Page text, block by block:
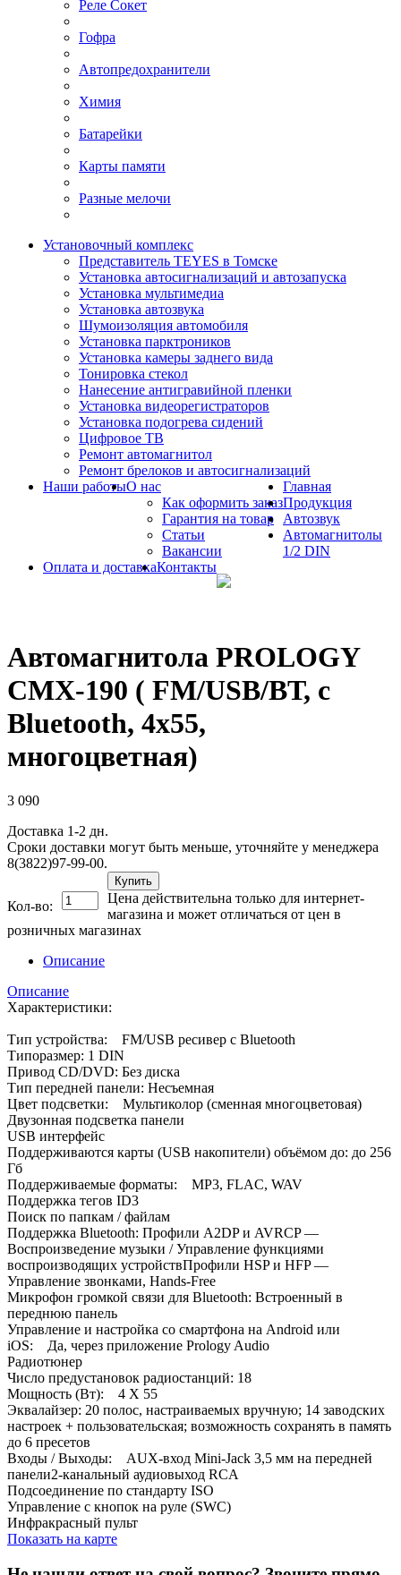
Реле Сокет
Гофра
Автопредохранители
Химия
Батарейки
Карты памяти
Разные мелочи
Установочный комплекс
Представитель TEYES в Томске
Установка автосигнализаций и автозапуска
Установка мультимедиа
Установка автозвука
Шумоизоляция автомобиля
Установка парктроников
Установка камеры заднего вида
Тонировка стекол
Нанесение антигравийной пленки
Установка видеорегистраторов
Установка подогрева сидений
Цифровое ТВ
Ремонт автомагнитол
Ремонт брелоков и автосигнализаций
Наши работыО нас
Как оформить заказ
Гарантия на товар
Статьи
Вакансии
Оплата и доставкаКонтакты
Главная
Продукция
Автозвук
Автомагнитолы
1/2 DIN
Автомагнитола PROLOGY
CMX-190 ( FM/USB/ВТ, с
Bluetooth, 4х55,
многоцветная)
3 090
Доставка 1-2 дн.
Сроки доставки могут быть меньше, уточняйте у менеджера
8(3822)97-99-00.
Кол-во:
Купить
Цена действительна только для интернет-
магазина и может отличаться от цен в
розничных магазинах
Описание
Описание
Характеристики:
Тип устройства: FM/USB ресивер с Bluetooth
Типоразмер: 1 DIN
Привод CD/DVD: Без диска
Тип передней панели: Несъемная
Цвет подсветки: Мультиколор (сменная многоцветовая)
Двузонная подсветка панели
USB интерфейс
Поддерживаются карты (USB накопители) объёмом до: до 256
Гб
Поддерживаемые форматы: MP3, FLAC, WAV
Поддержка тегов ID3
Поиск по папкам / файлам
Поддержка Bluetooth: Профили A2DP и AVRCP —
Воспроизведение музыки / Управление функциями
воспроизводящих устройствПрофили HSP и HFP —
Управление звонками, Hands-Free
Микрофон громкой связи для Bluetooth: Встроенный в
переднюю панель
Управление и настройка со смартфона на Android или
iOS: Да, через приложение Prology Audio
Радиотюнер
Число предустановок радиостанций: 18
Мощность (Вт): 4 X 55
Эквалайзер: 20 полос, настраиваемых вручную; 14 заводских
настроек + пользовательская; возможность сохранять в память
до 6 пресетов
Входы / Выходы: AUX-вход Mini-Jack 3,5 мм на передней
панели2-канальный аудиовыход RCA
Подсоединение по стандарту ISO
Управление с кнопок на руле (SWC)
Инфракрасный пульт
Показать на карте